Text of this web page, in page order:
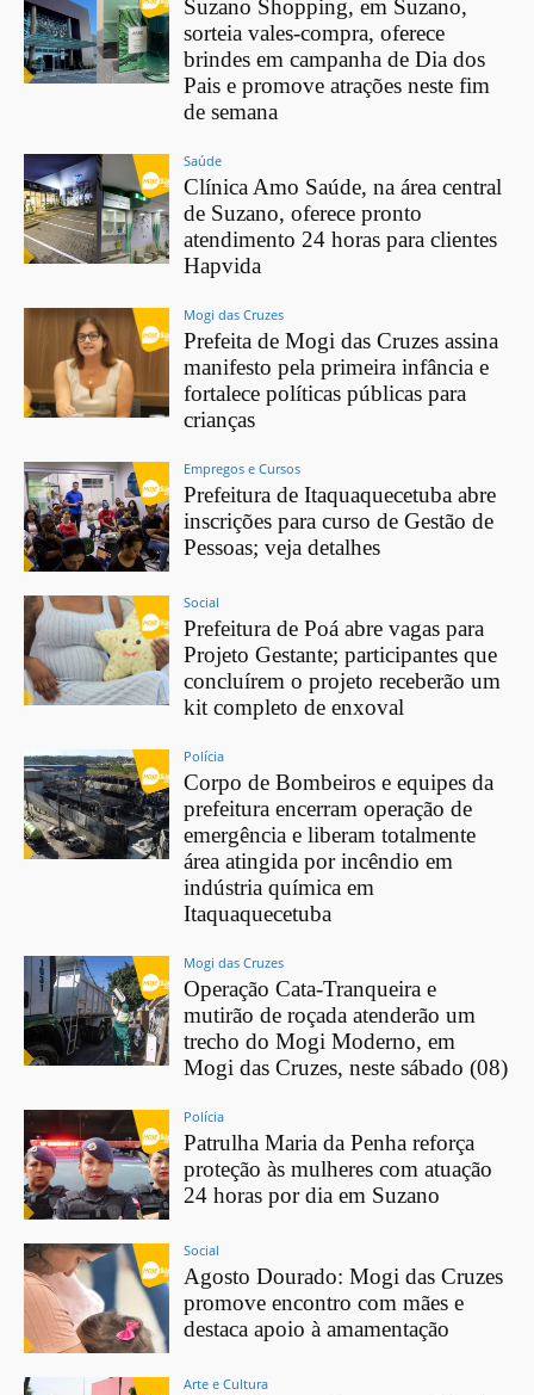
Suzano Shopping, em Suzano,
sorteia vales-compra, oferece
brindes em campanha de Dia dos
Pais e promove atrações neste fim
de semana
Saúde
Clínica Amo Saúde, na área central
de Suzano, oferece pronto
atendimento 24 horas para clientes
Hapvida
Mogi das Cruzes
Prefeita de Mogi das Cruzes assina
manifesto pela primeira infância e
fortalece políticas públicas para
crianças
Empregos e Cursos
Prefeitura de Itaquaquecetuba abre
inscrições para curso de Gestão de
Pessoas; veja detalhes
Social
Prefeitura de Poá abre vagas para
Projeto Gestante; participantes que
concluírem o projeto receberão um
kit completo de enxoval
Polícia
Corpo de Bombeiros e equipes da
prefeitura encerram operação de
emergência e liberam totalmente
área atingida por incêndio em
indústria química em
Itaquaquecetuba
Mogi das Cruzes
Operação Cata-Tranqueira e
mutirão de roçada atenderão um
trecho do Mogi Moderno, em
Mogi das Cruzes, neste sábado (08)
Polícia
Patrulha Maria da Penha reforça
proteção às mulheres com atuação
24 horas por dia em Suzano
Social
Agosto Dourado: Mogi das Cruzes
promove encontro com mães e
destaca apoio à amamentação
Arte e Cultura